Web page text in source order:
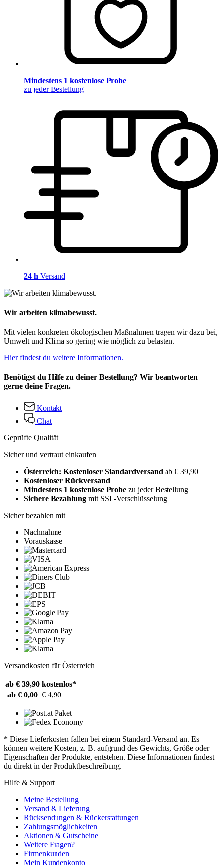
Mindestens 1 kostenlose Probe
zu jeder Bestellung
24 h Versand
Wir arbeiten klimabewusst.
Mit vielen konkreten ökologischen Maßnahmen tragen wir dazu bei,
Umwelt und Klima so gering wie möglich zu belasten.
Hier findest du weitere Informationen.
Benötigst du Hilfe zu deiner Bestellung? Wir beantworten
gerne deine Fragen.
Kontakt
Chat
Geprüfte Qualität
Sicher und vertraut einkaufen
Österreich: Kostenloser Standardversand ab € 39,90
Kostenloser Rückversand
Mindestens 1 kostenlose Probe zu jeder Bestellung
Sichere Bezahlung mit SSL-Verschlüsselung
Sicher bezahlen mit
Nachnahme
Vorauskasse
Versandkosten für Österreich
ab € 39,90 kostenlos*
ab € 0,00 € 4,90
* Diese Lieferkosten fallen bei einem Standard-Versand an. Es
können weitere Kosten, z. B. aufgrund des Gewichts, Größe oder
Eigenschaften der Produkte, entstehen. Diese Informationen findest
du direkt in der Produktbeschreibung.
Hilfe & Support
Meine Bestellung
Versand & Lieferung
Rücksendungen & Rückerstattungen
Zahlungsmöglichkeiten
Aktionen & Gutscheine
Weitere Fragen?
Firmenkunden
Mein Kundenkonto